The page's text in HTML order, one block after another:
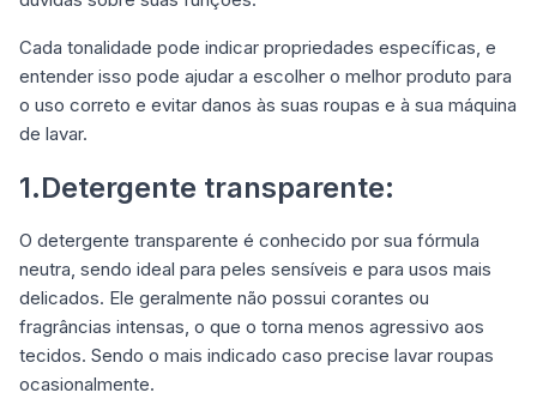
Cada tonalidade pode indicar propriedades específicas, e
entender isso pode ajudar a escolher o melhor produto para
o uso correto e evitar danos às suas roupas e à sua máquina
de lavar.
1.Detergente transparente:
O detergente transparente é conhecido por sua fórmula
neutra, sendo ideal para peles sensíveis e para usos mais
delicados. Ele geralmente não possui corantes ou
fragrâncias intensas, o que o torna menos agressivo aos
tecidos. Sendo o mais indicado caso precise lavar roupas
ocasionalmente.